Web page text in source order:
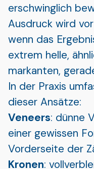
erschwinglich
Ausdruck wird
wenn das
extrem helle,
markanten,
In der Praxis
dieser Ansätze:
Veneers: dünne
einer gewissen
Vorderseite der
Kronen: